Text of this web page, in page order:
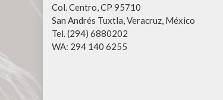
Col. Centro, CP 95710
San Andrés Tuxtla, Veracruz, México
Tel. (294) 6880202
WA: 294 140 6255